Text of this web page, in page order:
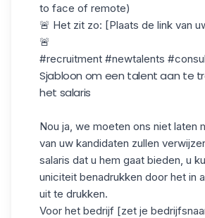
to face of remote)
🚨 Het zit zo: [Plaats de link van
🚨
#recruitment #newtalents
Sjabloon om een talent aan te
het salaris
Nou ja, we moeten ons niet laten
van uw kandidaten zullen
salaris dat u hem gaat bieden, u
uniciteit benadrukken door het in
uit te drukken.
Voor het bedrijf [zet je